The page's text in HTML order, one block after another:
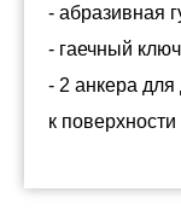
- абразивная
- гаечный ключ
- 2 анкера для
к поверхности